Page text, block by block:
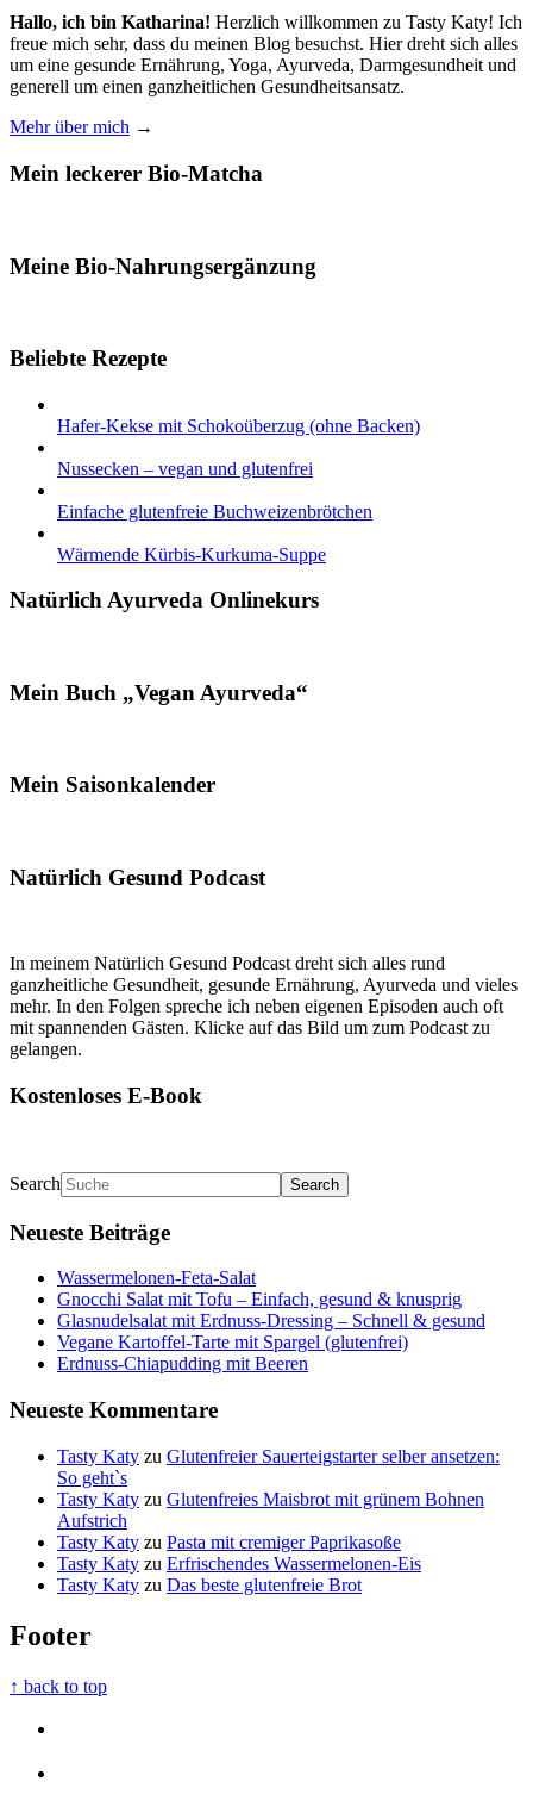
Hallo, ich bin Katharina! Herzlich willkommen zu Tasty Katy! Ich
freue mich sehr, dass du meinen Blog besuchst. Hier dreht sich alles
um eine gesunde Ernährung, Yoga, Ayurveda, Darmgesundheit und
generell um einen ganzheitlichen Gesundheitsansatz.
Mehr über mich →
Mein leckerer Bio-Matcha
Meine Bio-Nahrungsergänzung
Beliebte Rezepte
Hafer-Kekse mit Schokoüberzug (ohne Backen)
Nussecken – vegan und glutenfrei
Einfache glutenfreie Buchweizenbrötchen
Wärmende Kürbis-Kurkuma-Suppe
Natürlich Ayurveda Onlinekurs
Mein Buch „Vegan Ayurveda“
Mein Saisonkalender
Natürlich Gesund Podcast
In meinem Natürlich Gesund Podcast dreht sich alles rund
ganzheitliche Gesundheit, gesunde Ernährung, Ayurveda und vieles
mehr. In den Folgen spreche ich neben eigenen Episoden auch oft
mit spannenden Gästen. Klicke auf das Bild um zum Podcast zu
gelangen.
Kostenloses E-Book
Search
Neueste Beiträge
Wassermelonen-Feta-Salat
Gnocchi Salat mit Tofu – Einfach, gesund & knusprig
Glasnudelsalat mit Erdnuss-Dressing – Schnell & gesund
Vegane Kartoffel-Tarte mit Spargel (glutenfrei)
Erdnuss-Chiapudding mit Beeren
Neueste Kommentare
Tasty Katy zu Glutenfreier Sauerteigstarter selber ansetzen:
So geht`s
Tasty Katy zu Glutenfreies Maisbrot mit grünem Bohnen
Aufstrich
Tasty Katy zu Pasta mit cremiger Paprikasoße
Tasty Katy zu Erfrischendes Wassermelonen-Eis
Tasty Katy zu Das beste glutenfreie Brot
Footer
↑ back to top